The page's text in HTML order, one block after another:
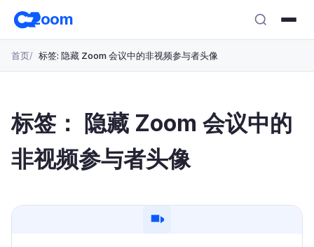
至
zoom
首页 标签: 隐藏 Zoom 会议中的非视频参与者头像
标签：
隐藏 Zoom 会议中的
非视频参与者头像